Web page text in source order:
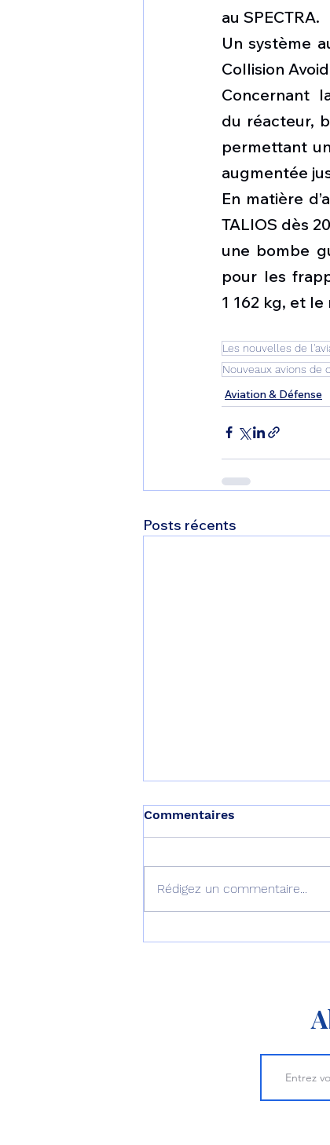
au SPECTRA.
Un système
Collision
Concernant
du réacteur,
permettant
augmentée
En matière
TALIOS dès
une bombe
pour les
1 162 kg, et
Les nouvelles de
Nouveaux avions de
Aviation & Défense
Posts récents
Commentaires
Rédigez un commentaire...